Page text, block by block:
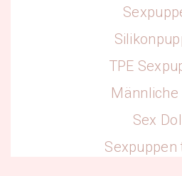
TPE
Männliche
Sex
Sexpuppen